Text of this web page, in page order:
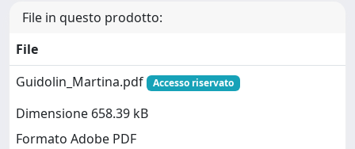
File in questo prodotto:
File
Guidolin_Martina.pdf
Accesso riservato
Dimensione 658.39 kB
Formato Adobe PDF